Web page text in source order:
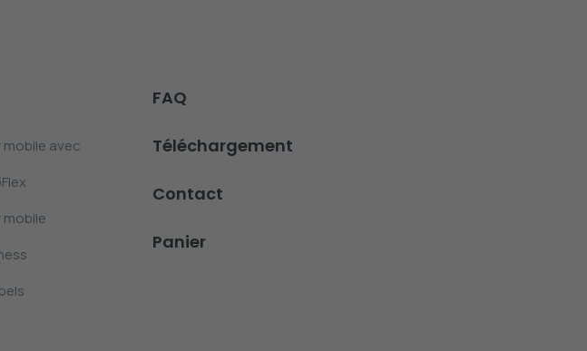
mobile avec
mobile
FAQ
Téléchargement
Contact
Panier